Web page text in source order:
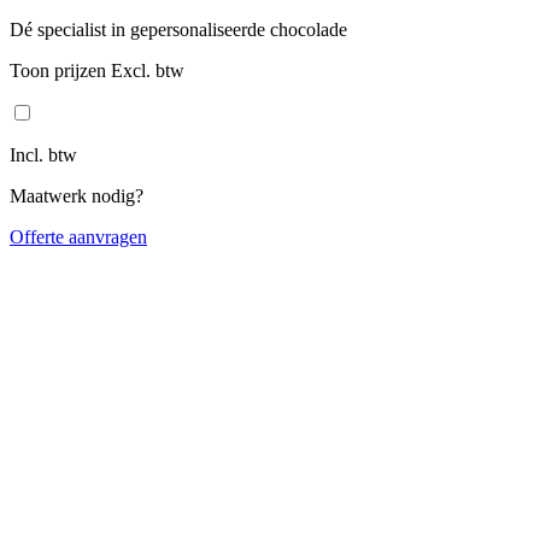
Dé specialist in gepersonaliseerde chocolade
Toon prijzen Excl. btw
Incl. btw
Maatwerk nodig?
Offerte aanvragen